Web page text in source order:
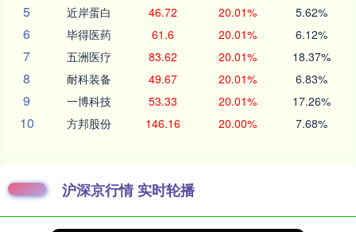
5 近岸蛋白 46.72 20.01% 5.62%
6 毕得医药 61.6 20.01% 6.12%
7 五洲医疗 83.62 20.01% 18.37%
8 耐科装备 49.67 20.01% 6.83%
9 一博科技 53.33 20.01% 17.26%
10 方邦股份 146.16 20.00% 7.68%
沪深京行情 实时轮播